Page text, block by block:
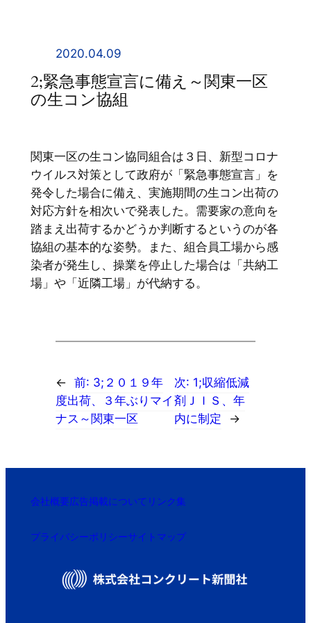
2020.04.09
2;緊急事態宣言に備え～関東一区
の生コン協組
関東一区の生コン協同組合は３日、新型コロナ
ウイルス対策として政府が「緊急事態宣言」を
発令した場合に備え、実施期間の生コン出荷の
対応方針を相次いで発表した。需要家の意向を
踏まえ出荷するかどうか判断するというのが各
協組の基本的な姿勢。また、組合員工場から感
染者が発生し、操業を停止した場合は「共納工
場」や「近隣工場」が代納する。
← 前: 3;２０１９年
度出荷、３年ぶりマイ
ナス～関東一区
次: 1;収縮低減
剤ＪＩＳ、年
内に制定
→
会社概要広告掲載について リンク集
プライバシーポリシーサイトマップ